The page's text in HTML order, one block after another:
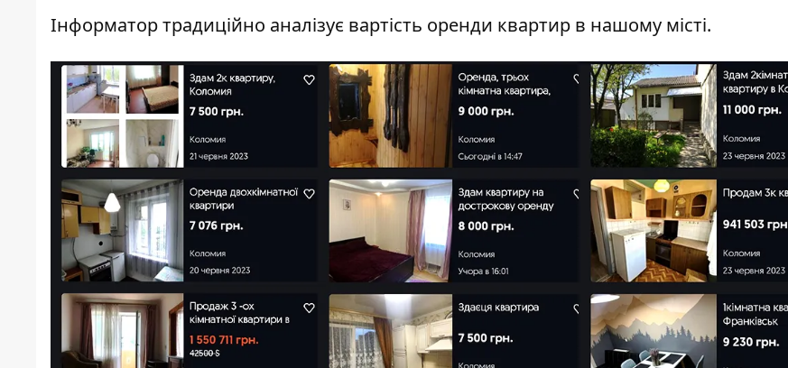
Інформатортрадиційно аналізує вартість оренди квартир в нашому місті.